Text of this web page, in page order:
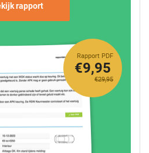
rapport
Rapport PDF
€29,95
€9,95